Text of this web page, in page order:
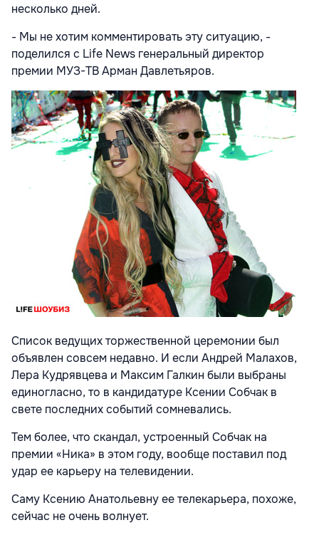
несколько дней.
- Мы не хотим комментировать эту ситуацию, -
поделился с Life News генеральный директор
премии МУЗ-ТВ Арман Давлетьяров.
Список ведущих торжественной церемонии был
объявлен совсем недавно. И если Андрей Малахов,
Лера Кудрявцева и Максим Галкин были выбраны
единогласно, то в кандидатуре Ксении Собчак в
свете последних событий сомневались.
Тем более, что скандал, устроенный Собчак на
премии «Ника» в этом году, вообще поставил под
удар ее карьеру на телевидении.
Саму Ксению Анатольевну ее телекарьера, похоже,
сейчас не очень волнует.